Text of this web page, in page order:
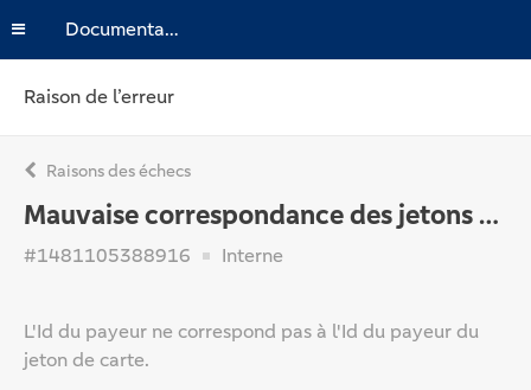
Documentation
Raison de l’erreur
Raisons des échecs
Mauvaise correspondance des jetons de carte
#1481105388916 Interne
L'Id du payeur ne correspond pas à l'Id du payeur du
jeton de carte.